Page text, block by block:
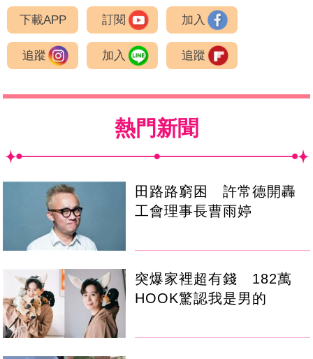
下載APP 訂閱 加入
追蹤 加入 追蹤
熱門新聞
田路路窮困 許常德開轟
工會理事長曹雨婷
突爆家裡超有錢 182萬
HOOK驚認我是男的